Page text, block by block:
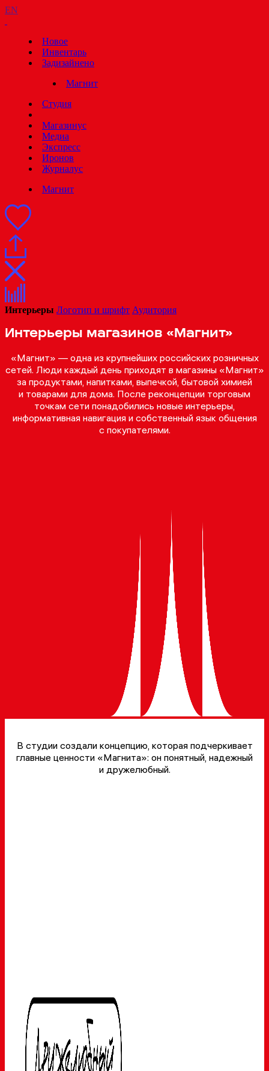
EN
Новое
Инвентарь
Задизайнено
Магнит
Студия
Магазинус
Медиа
Экспресс
Иронов
Журналус
Магнит
Интерьеры Логотип и шрифт Аудитория
Интерьеры магазинов «Магнит»
«Магнит» — одна из крупнейших российских розничных
сетей. Люди каждый день приходят в магазины «Магнит»
за продуктами, напитками, выпечкой, бытовой химией
и товарами для дома. После реконцепции торговым
точкам сети понадобились новые интерьеры,
информативная навигация и собственный язык общения
с покупателями.
В студии создали концепцию, которая подчеркивает
главные ценности «Магнита»: он понятный, надежный
и дружелюбный.